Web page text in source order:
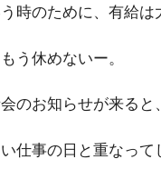
時のために、有給は
う休めないー。
のお知らせが来ると
仕事の日と重なって